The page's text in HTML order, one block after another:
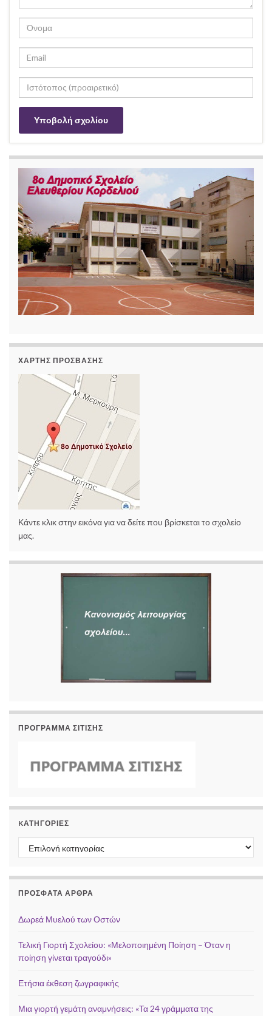
ΧΆΡΤΗΣ ΠΡΌΣΒΑΣΗΣ
Κάντε κλικ στην εικόνα για να δείτε που βρίσκεται το σχολείο
μας.
ΠΡΟΓΡΑΜΜΑ ΣΙΤΙΣΗΣ
KΑΤΗΓΟΡΊΕΣ
Kατηγορίες
ΠΡΌΣΦΑΤΑ ΆΡΘΡΑ
Δωρεά Μυελού των Οστών
Τελική Γιορτή Σχολείου: «Μελοποιημένη Ποίηση – Όταν η
ποίηση γίνεται τραγούδι»
Ετήσια έκθεση ζωγραφικής
Μια γιορτή γεμάτη αναμνήσεις: «Τα 24 γράμματα της